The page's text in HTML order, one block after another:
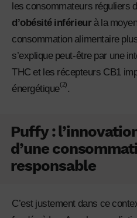
les consommateurs réguliers
d’obésité inférieurà la
consommation alimentaire
s’explique peut-être par une
THC et les récepteurs CB1
énergétique(2).
Puffy :
d’une
responsable
C’est justement dans ce